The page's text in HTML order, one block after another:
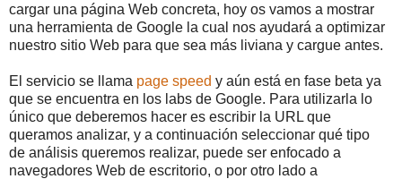
cargar una página Web concreta, hoy os vamos a mostrar
una herramienta de Google la cual nos ayudará a optimizar
nuestro sitio Web para que sea más liviana y cargue antes.
El servicio se llama page speed y aún está en fase beta ya
que se encuentra en los labs de Google. Para utilizarla lo
único que deberemos hacer es escribir la URL que
queramos analizar, y a continuación seleccionar qué tipo
de análisis queremos realizar, puede ser enfocado a
navegadores Web de escritorio, o por otro lado a